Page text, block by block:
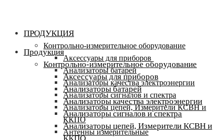
ПРОДУКЦИЯ
Контрольно-измерительное оборудование
Аксессуары для приборов
Анализаторы батарей
Анализаторы качества электроэнергии
Анализаторы сигналов и спектра
Анализаторы цепей, Измерители КСВН и
ККПО
Антенны измерительные
Продукция
Контрольно-измерительное оборудование
Аксессуары для приборов
Анализаторы батарей
Анализаторы качества электроэнергии
Анализаторы сигналов и спектра
Анализаторы цепей, Измерители КСВН и